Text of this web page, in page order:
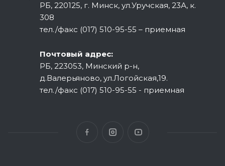
РБ, 220125, г. Минск, ул.Уручская, 23А, к.
308
тел./факс (017) 510-95-55 – приемная
Почтовый адрес:
РБ, 223053, Минский р-н,
д.Валерьяново, ул.Логойская,19.
тел./факс (017) 510-95-55 - приемная